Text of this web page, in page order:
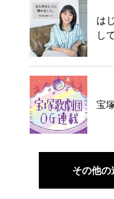
は
し
宝
その他の